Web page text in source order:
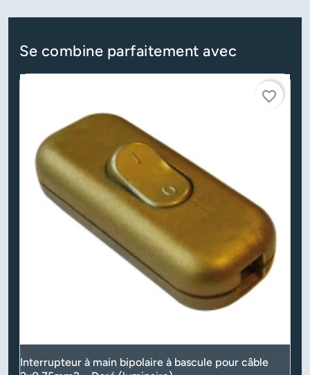
Se combine parfaitement avec
favorite_border
Interrupteur à main bipolaire à bascule pour câble